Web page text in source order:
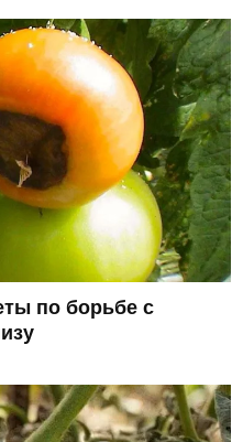
по борьбе с